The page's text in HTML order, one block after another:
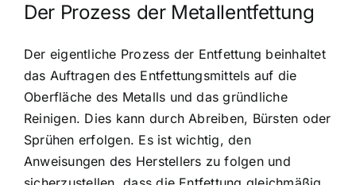
Der Prozess der Metallentfettung
Der eigentliche Prozess der Entfettung beinhaltet
das Auftragen des Entfettungsmittels auf die
Oberfläche des Metalls und das gründliche
Reinigen. Dies kann durch Abreiben, Bürsten oder
Sprühen erfolgen. Es ist wichtig, den
Anweisungen des Herstellers zu folgen und